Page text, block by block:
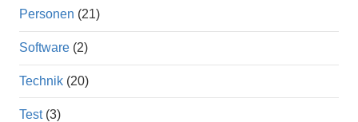
Personen (21)
Software (2)
Technik (20)
Test(3)